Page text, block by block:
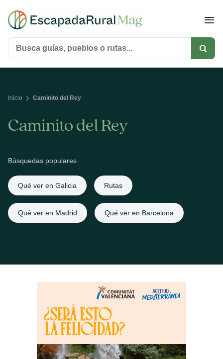
contenido
Buscar:
Inicio Caminito del Rey
Caminito del Rey
Búsquedas populares
Qué ver en Galicia Rutas
Qué ver en Madrid Qué ver en Barcelona